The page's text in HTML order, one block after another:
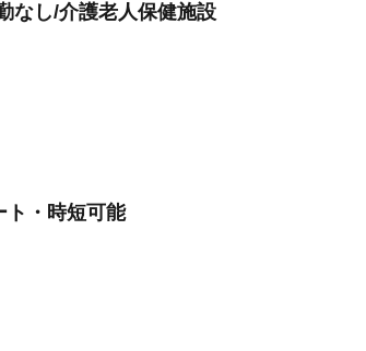
なし/介護老人保健施設
ト・時短可能